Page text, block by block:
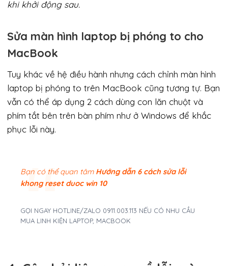
khi khởi động sau.
Sửa màn hình laptop bị phóng to cho
MacBook
Tuy khác về hệ điều hành nhưng cách chỉnh màn hình
laptop bị phóng to trên MacBook cũng tương tự. Bạn
vẫn có thể áp dụng 2 cách dùng con lăn chuột và
phím tắt bên trên bàn phím như ở Windows để khắc
phục lỗi này.
Bạn có thể quan tâm Hướng dẫn 6 cách sửa lỗi
khong reset duoc win 10
GỌI NGAY HOTLINE/ZALO 0911.003.113 NẾU CÓ NHU CẦU
MUA LINH KIỆN LAPTOP, MACBOOK